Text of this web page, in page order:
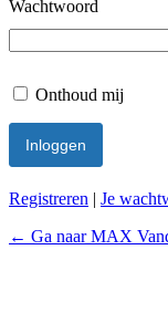
Wachtwoord
Onthoud mij
Registreren | Je
← Ga naar MAX